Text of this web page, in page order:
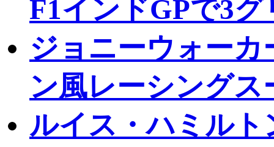
F1インドGPで3
ジョニーウォー
ン風レーシング
ルイス・ハミルト